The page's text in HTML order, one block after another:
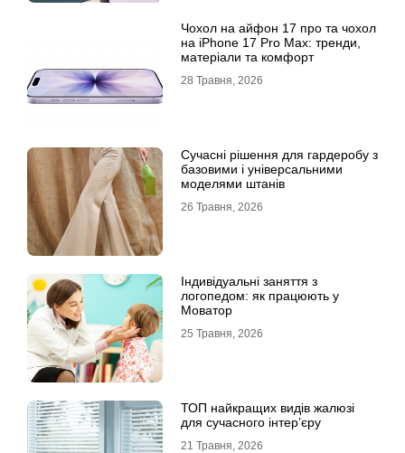
Чохол на айфон 17 про та чохол
на iPhone 17 Pro Max: тренди,
матеріали та комфорт
28 Травня, 2026
Сучасні рішення для гардеробу з
базовими і універсальними
моделями штанів
26 Травня, 2026
Індивідуальні заняття з
логопедом: як працюють у
Моватор
25 Травня, 2026
ТОП найкращих видів жалюзі
для сучасного інтер’єру
21 Травня, 2026